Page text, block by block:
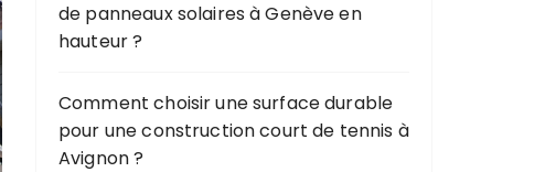
:
de panneaux solaires à Genève en
hauteur ?
Comment choisir une surface durable
pour une construction court de tennis à
Avignon ?